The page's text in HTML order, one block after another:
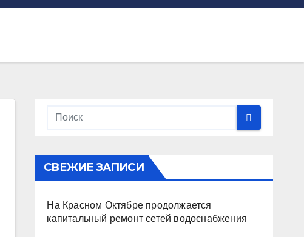
СВЕЖИЕ ЗАПИСИ
На Красном Октябре продолжается
капитальный ремонт сетей водоснабжения